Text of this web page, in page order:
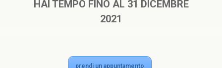
HAI TEMPO FINO AL 31 DICEMBRE
2021
prendi un appuntamento